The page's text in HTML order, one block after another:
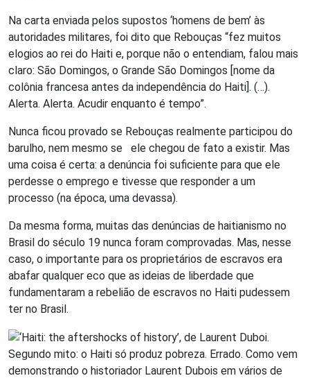
Na carta enviada pelos supostos ‘homens de bem’ às
autoridades militares, foi dito que Rebouças “fez muitos
elogios ao rei do Haiti e, porque não o entendiam, falou mais
claro: São Domingos, o Grande São Domingos [nome da
colônia francesa antes da independência do Haiti]. (…).
Alerta. Alerta. Acudir enquanto é tempo”.
Nunca ficou provado se Rebouças realmente participou do
barulho, nem mesmo se ele chegou de fato a existir. Mas
uma coisa é certa: a denúncia foi suficiente para que ele
perdesse o emprego e tivesse que responder a um
processo (na época, uma devassa).
Da mesma forma, muitas das denúncias de haitianismo no
Brasil do século 19 nunca foram comprovadas. Mas, nesse
caso, o importante para os proprietários de escravos era
abafar qualquer eco que as ideias de liberdade que
fundamentaram a rebelião de escravos no Haiti pudessem
ter no Brasil.
Segundo mito: o Haiti só produz pobreza. Errado. Como vem
demonstrando o historiador Laurent Dubois em vários de